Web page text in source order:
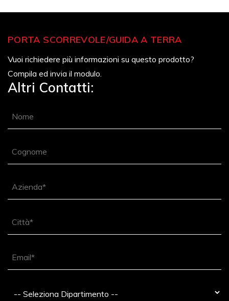
PORTA SCORREVOLE/GUIDA A TERRA
Vuoi richiedere più informazioni su questo prodotto?
Compila ed invia il modulo.
Altri Contatti: